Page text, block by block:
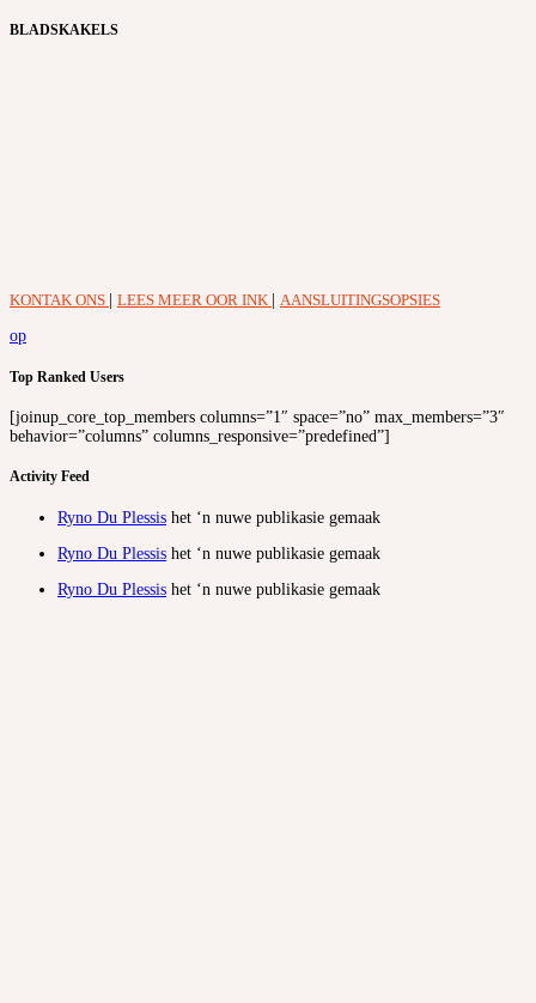
BLADSKAKELS
KONTAK ONS LEES MEER OOR INK
AANSLUITINGSOPSIES
op
Top Ranked Users
[joinup_core_top_members columns=”1″ space=”no” max_members=”3″
behavior=”columns” columns_responsive=”predefined”]
Activity Feed
Ryno Du Plessis het ‘n nuwe publikasie gemaak
Ryno Du Plessis het ‘n nuwe publikasie gemaak
Ryno Du Plessis het ‘n nuwe publikasie gemaak